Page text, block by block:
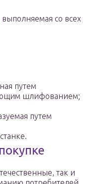
со всех
путем
шлифованием;
путем
так и